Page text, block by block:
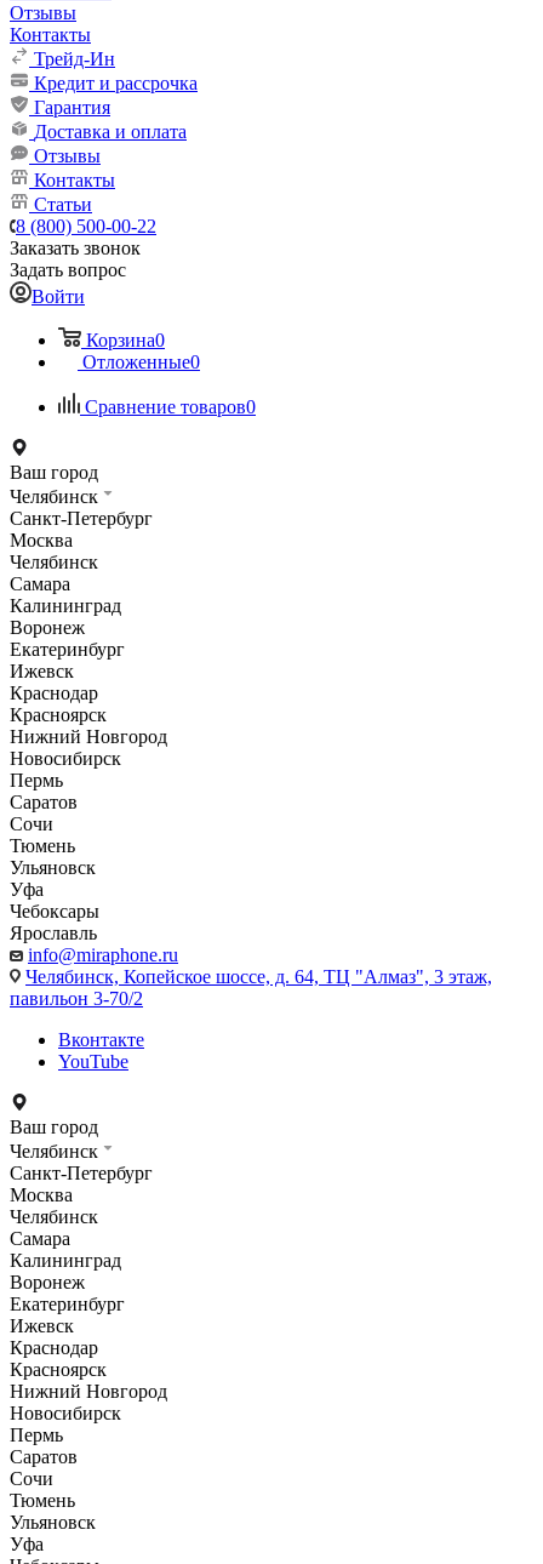
Отзывы
Контакты
Трейд-Ин
Кредит и рассрочка
Гарантия
Доставка и оплата
Отзывы
Контакты
Статьи
8 (800) 500-00-22
Заказать звонок
Задать вопрос
Войти
Корзина0
Отложенные0
Сравнение товаров0
Ваш город
Челябинск
Санкт-Петербург
Москва
Челябинск
Самара
Калининград
Воронеж
Екатеринбург
Ижевск
Краснодар
Красноярск
Нижний Новгород
Новосибирск
Пермь
Саратов
Сочи
Тюмень
Ульяновск
Уфа
Чебоксары
Ярославль
info@miraphone.ru
Челябинск, Копейское шоссе, д. 64, ТЦ "Алмаз", 3 этаж,
павильон 3-70/2
Вконтакте
YouTube
Ваш город
Челябинск
Санкт-Петербург
Москва
Челябинск
Самара
Калининград
Воронеж
Екатеринбург
Ижевск
Краснодар
Красноярск
Нижний Новгород
Новосибирск
Пермь
Саратов
Сочи
Тюмень
Ульяновск
Уфа